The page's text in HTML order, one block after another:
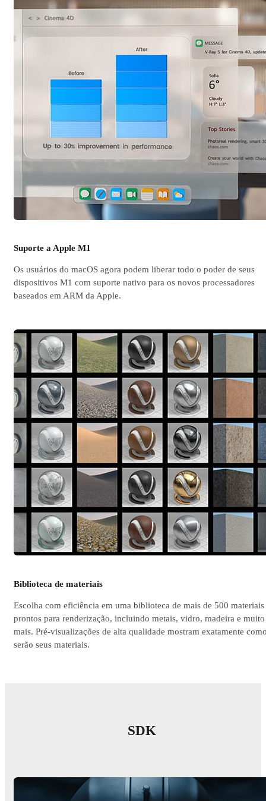
Suporte a Apple M1
Os usuários do macOS agora podem liberar todo o poder de seus
dispositivos M1 com suporte nativo para os novos processadores
baseados em ARM da Apple.
Biblioteca de materiais
Escolha com eficiência em uma biblioteca de mais de 500 materiais
prontos para renderização, incluindo metais, vidro, madeira e muito
mais. Pré-visualizações de alta qualidade mostram exatamente
serão seus materiais.
SDK